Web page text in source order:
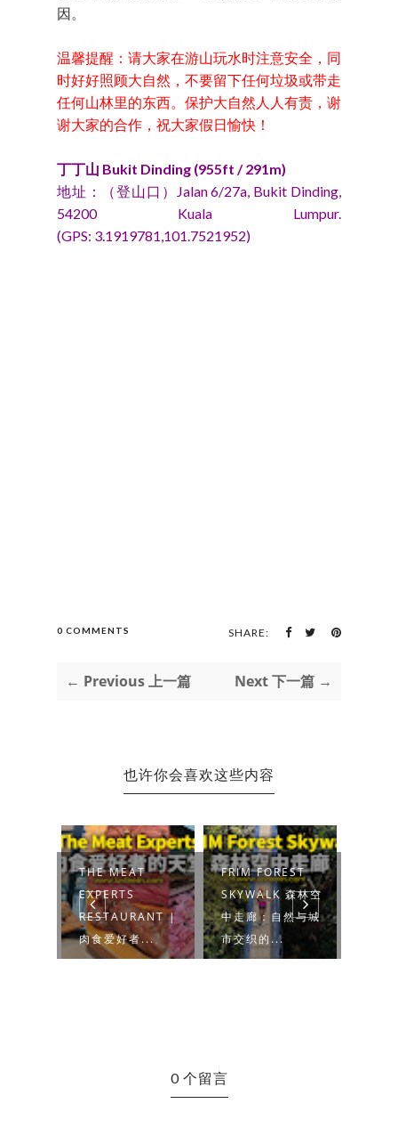
因。
温馨提醒：请大家在游山玩水时注意安全，同
时好好照顾大自然，不要留下任何垃圾或带走
任何山林里的东西。保护大自然人人有责，谢
谢大家的合作，祝大家假日愉快！
丁丁山 Bukit Dinding (955ft / 291m)
地址：（登山口）Jalan 6/27a, Bukit Dinding,
54200 Kuala Lumpur.
(GPS: 3.1919781,101.7521952)
0 COMMENTS SHARE:
← Previous 上一篇 Next 下一篇 →
也许你会喜欢这些内容
FRIM FOREST
SKYWALK 森林空
中走廊：自然与城
市交织的...
PETALING
STREET
ATTRACTIONS 一
日游客【茨厂...
0 个留言